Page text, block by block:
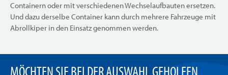
Containern oder mit verschiedenen Wechselaufbauten ersetzen.
Und dazu derselbe Container kann durch mehrere Fahrzeuge mit
Abrollkiper in den Einsatz genommen werden.
MÖCHTEN SIE BEI DER AUSWAHL GEHOLFEN